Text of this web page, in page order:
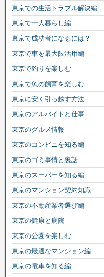
東京での生活トラブル解決編
東京で一人暮らし編
東京で成功者になるには？
東京で車を最大限活用編
東京で釣りを楽しむ
東京で魚の飼育を楽しむ
東京に安く引っ越す方法
東京のアルバイトと仕事
東京のグルメ情報
東京のコンビニを知る編
東京のゴミ事情と裏話
東京のスーパーを知る編
東京のマンション契約知識
東京の不動産業者選び編
東京の健康と病院
東京の公園を楽しむ
東京の最適なマンション編
東京の電車を知る編